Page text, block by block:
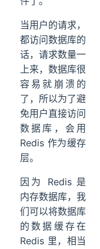
当用户的请求，
都访问数据库的
话，请求数量一
上来，数据库很
容易就崩溃的
了，所以为了避
免用户直接访问
数据库，会用
Redis 作为缓存
层。
因为 Redis 是
内存数据库，我
们可以将数据库
的数据缓存在
Redis 里，相当